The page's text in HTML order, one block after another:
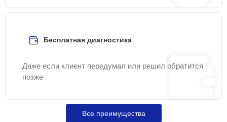
Бесплатная диагностика
Даже если клиент передумал или решил обратится
позже
Все преимущества